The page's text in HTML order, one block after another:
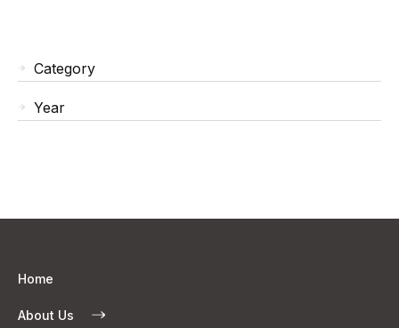
Category
Year
Home
About Us